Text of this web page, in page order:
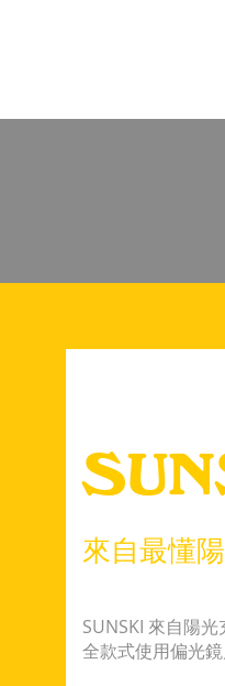
來自最懂
SUNSKI 來自陽
全款式使用偏光